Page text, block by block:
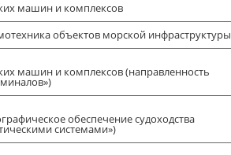
машин и комплексов
объектов морской инфраструктуры
машин и комплексов (направленность
обеспечение судоходства
системами»)